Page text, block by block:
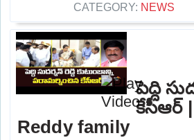
CATEGORY: NEWS
పెద్ది
కేసీఆర్
Reddy family